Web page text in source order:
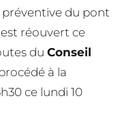
du pont
réouvert ce
du Conseil
à la
ce lundi 10